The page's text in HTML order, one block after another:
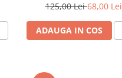
125,00 Lei68,00 Lei
ADAUGA IN COS